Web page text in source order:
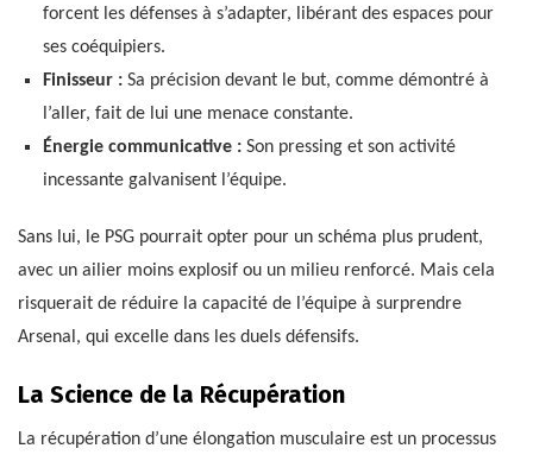
forcent les défenses à s’adapter, libérant des espaces pour
ses coéquipiers.
Finisseur :Sa précision devant le but, comme démontré à
l’aller, fait de lui une menace constante.
Énergie communicative :Son pressing et son activité
incessante galvanisent l’équipe.
Sans lui, le PSG pourrait opter pour un schéma plus prudent,
avec un ailier moins explosif ou un milieu renforcé. Mais cela
risquerait de réduire la capacité de l’équipe à surprendre
Arsenal, qui excelle dans les duels défensifs.
La Science de la Récupération
La récupération d’une élongation musculaire est un processus